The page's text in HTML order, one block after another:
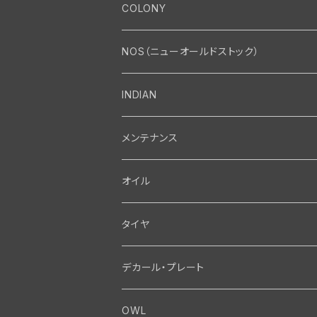
エンジン
エンジン・シリンダーヘッド
バルブ・タペット関係
エンジン関係 ビックツイン
マフラー・インテーク・キャブレター
マフラー関係
インテーク・キャブレター関係
エレクトリカル
ジェネレーター関係
ディストリビューター関係
駆動系
ドライブチェーン関係
スプロケット・ベルトドライブキット
フロントフォーク・フレーム
フロントフォーク関係
ソフテイル用 New Springer Fork
シート・サドルバッグ
シートポスト関係
ソロサドルシート関係
ハンドルバー・タンク・フェンダー
ハンドルバー関係
ホイール・ブレーキ
COLONY
Bolt・Nut
Nut
Screw
Front End・Rear End
Wheel-Brake
Fork-Shockabsorber
Motor
Motor
Carbrator
Transmission・Primary
Transmission-Shifter
Primary-clutch-Kickstarter
Gastank・Oiltank
Oilline
Gastank・Oiltank
Electrical
Electrical
TOOL
NOS（ニューオールドストック）
INDIAN
メンテナンス
オイル
タイヤ
デカール・プレート
OWL